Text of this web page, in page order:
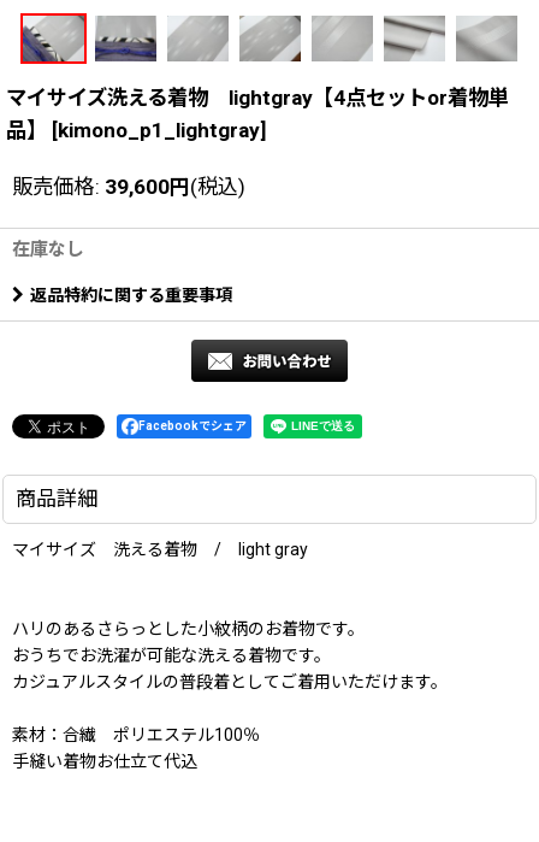
マイサイズ洗える着物 lightgray【4点セットor着物単
品】
[kimono_p1_lightgray]
販売価格: 39,600円(税込)
在庫なし
返品特約に関する重要事項
Facebookでシェア
商品詳細
マイサイズ 洗える着物 / light gray
ハリのあるさらっとした小紋柄のお着物です。
おうちでお洗濯が可能な洗える着物です。
カジュアルスタイルの普段着としてご着用いただけます。
素材：合繊 ポリエステル100％
手縫い着物お仕立て代込